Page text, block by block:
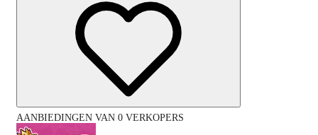
AANBIEDINGEN VAN 0 VERKOPERS